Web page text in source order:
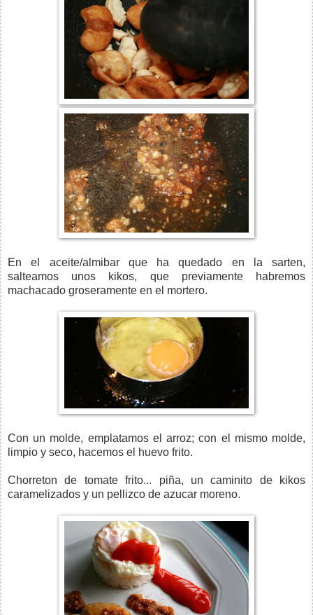
En el aceite/almibar que ha quedado en la sarten,
salteamos unos kikos, que previamente habremos
machacado groseramente en el mortero.
Con un molde, emplatamos el arroz; con el mismo molde,
limpio y seco, hacemos el huevo frito.
Chorreton de tomate frito... piña, un caminito de kikos
caramelizados y un pellizco de azucar moreno.